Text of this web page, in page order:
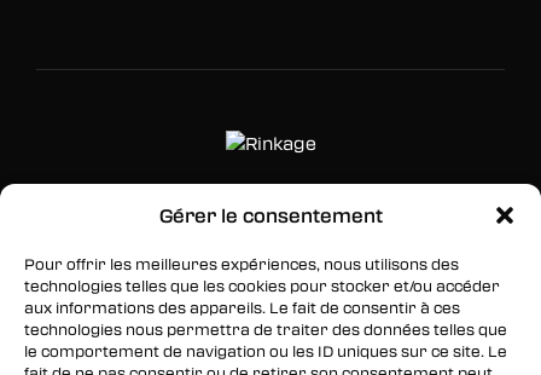
Gérer le consentement
Pour offrir les meilleures expériences, nous utilisons des
technologies telles que les cookies pour stocker et/ou accéder
aux informations des appareils. Le fait de consentir à ces
technologies nous permettra de traiter des données telles que
le comportement de navigation ou les ID uniques sur ce site. Le
SUIVEZ-NOUS
Facebook
Twitter
Instagram